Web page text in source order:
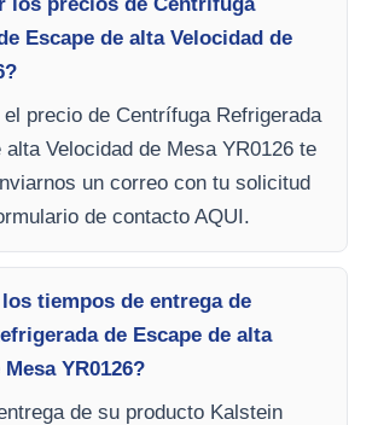
Escape de alta Velocidad de
precio de Centrífuga Refrigerada
alta Velocidad de Mesa YR0126 te
un correo con tu solicitud
de contacto AQUI.
tiempos de entrega de
de Escape de alta
YR0126?
de su producto Kalstein